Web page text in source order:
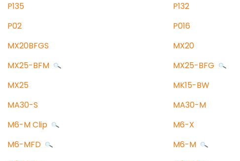
P135
P132
P02
P016
MX20BFGS
MX20
MX25-BFM
MX25-BFG
MX25
MK15-BW
MA30-S
MA30-M
M6-M Clip
M6-X
M6-MFD
M6-M